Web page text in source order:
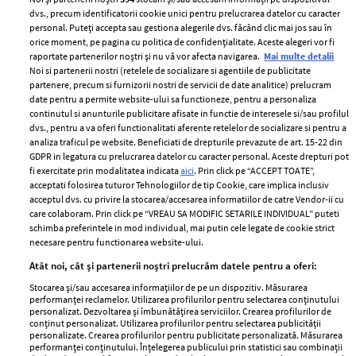
ELLE Style Awards
2024
Despre ELLE
Romania
Contact
Abonamente
Termeni si conditii
Politica de
confidențialitate
Politica de cookies
Publicitate
GSP
Unica
Baby
Retete
femei
Viva
Avantaje
Retete practice
dvs., precum identificatorii cookie unici pentru prelucrarea datelor cu caracter
personal. Puteți accepta sau gestiona alegerile dvs. făcând clic mai jos sau în
orice moment, pe pagina cu politica de confidențialitate. Aceste alegeri vor fi
raportate partenerilor noștri și nu vă vor afecta navigarea. Mai multe detalii
Noi si partenerii nostri (retelele de socializare si agentiile de publicitate
partenere, precum si furnizorii nostri de servicii de date analitice) prelucram
date pentru a permite website-ului sa functioneze, pentru a personaliza
continutul si anunturile publicitare afisate in functie de interesele si/sau profilul
dvs., pentru a va oferi functionalitati aferente retelelor de socializare si pentru a
analiza traficul pe website. Beneficiati de drepturile prevazute de art. 15-22 din
GDPR in legatura cu prelucrarea datelor cu caracter personal. Aceste drepturi pot
fi exercitate prin modalitatea indicataaici. Prin click pe “ACCEPT TOATE”,
acceptati folosirea tuturor Tehnologiilor de tip Cookie, care implica inclusiv
acceptul dvs. cu privire la stocarea/accesarea informatiilor de catre Vendor-ii cu
care colaboram. Prin click pe “VREAU SA MODIFIC SETARILE INDIVIDUAL” puteti
schimba preferintele in mod individual, mai putin cele legate de cookie strict
necesare pentru functionarea website-ului.
Atât noi, cât și partenerii noștri prelucrăm datele pentru a oferi:
Stocarea și/sau accesarea informațiilor de pe un dispozitiv. Măsurarea
performanței reclamelor. Utilizarea profilurilor pentru selectarea conținutului
personalizat. Dezvoltarea și îmbunătățirea serviciilor. Crearea profilurilor de
conținut personalizat. Utilizarea profilurilor pentru selectarea publicității
personalizate. Crearea profilurilor pentru publicitate personalizată. Măsurarea
performanței conținutului. Înțelegerea publicului prin statistici sau combinații